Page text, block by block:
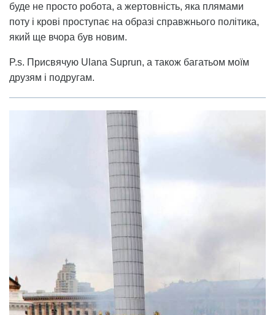
буде не просто робота, а жертовність, яка плямами
поту і крові проступає на образі справжнього політика,
який ще вчора був новим.
P.s. Присвячую Ulana Suprun, а також багатьом моїм
друзям і подругам.